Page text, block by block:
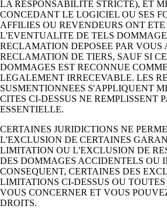
LA RESPONSABILITE STRICTE), ET
CONCEDANT LE LOGICIEL OU SES
AFFILIES OU REVENDEURS ONT
L'EVENTUALITE DE TELS
RECLAMATION DEPOSEE PAR VOUS
RECLAMATION DE TIERS, SAUF SI
DOMMAGES EST RECONNUE
LEGALEMENT IRRECEVABLE. LES
SUSMENTIONNEES S'APPLIQUENT
CITES CI-DESSUS NE REMPLISSENT
ESSENTIELLE.
CERTAINES JURIDICTIONS NE
L'EXCLUSION DE CERTAINES
LIMITATION OU L'EXCLUSION DE
DES DOMMAGES ACCIDENTELS OU
CONSEQUENT, CERTAINES DES
LIMITATIONS CI-DESSUS OU
VOUS CONCERNER ET VOUS
DROITS.